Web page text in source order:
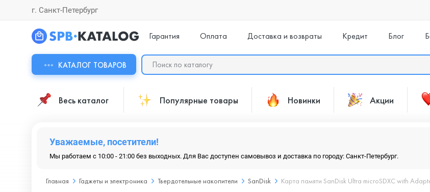
г. Санкт-Петербург
Гарантия Оплата Доставка и возвраты Кредит Блог
КАТАЛОГ ТОВАРОВ
Весь каталог Популярные товары Новинки Акции
Уважаемые, посетители!
Мы работаем с 10:00 - 21:00 без выходных. Для Вас доступен самовывоз и доставка по городу: Санкт-Петербург.
Главная Гаджеты и электроника Твердотельные накопители SanDisk Карта памяти SanDisk Ultra microSDXC with